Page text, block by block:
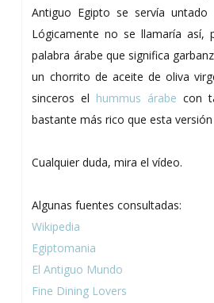
Antiguo Egipto se servía
Lógicamente no se llamaría así,
palabra árabe que significa
un chorrito de aceite de oliva
sinceros el hummus árabe con
bastante más rico que esta
Cualquier duda, mira el vídeo.
Algunas fuentes consultadas:
Wikipedia
Egiptomania
El Antiguo Mundo
Fine Dining Lovers